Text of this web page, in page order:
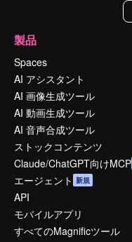
製品
Spaces
AI アシスタント
AI 画像生成ツール
AI 動画生成ツール
AI 音声合成ツール
ストックコンテンツ
Claude/ChatGPT向けMCP
エージェント 新規
API
モバイルアプリ
すべてのMagnificツール